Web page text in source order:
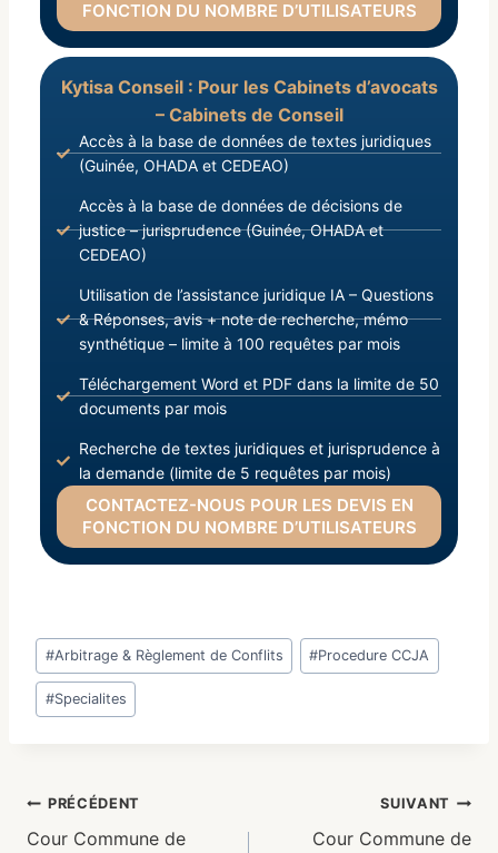
FONCTION DU NOMBRE D’UTILISATEURS
Kytisa Conseil : Pour les Cabinets d’avocats
– Cabinets de Conseil
Accès à la base de données de textes juridiques
(Guinée, OHADA et CEDEAO)
Accès à la base de données de décisions de
justice – jurisprudence (Guinée, OHADA et
CEDEAO)
Utilisation de l’assistance juridique IA – Questions
& Réponses, avis + note de recherche, mémo
synthétique – limite à 100 requêtes par mois
Téléchargement Word et PDF dans la limite de 50
documents par mois
Recherche de textes juridiques et jurisprudence à
la demande (limite de 5 requêtes par mois)
CONTACTEZ-NOUS POUR LES DEVIS EN
FONCTION DU NOMBRE D’UTILISATEURS
#Arbitrage & Règlement de Conflits #Procedure CCJA
#Specialites
PRÉCÉDENT
Cour Commune de
SUIVANT
Cour Commune de